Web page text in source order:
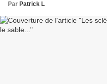
Par Patrick L